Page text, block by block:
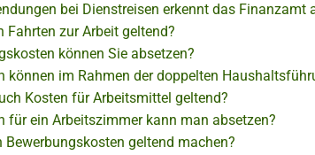
bei Dienstreisen erkennt das Finanzamt
Fahrten zur Arbeit geltend?
können Sie absetzen?
können im Rahmen der doppelten
Kosten für Arbeitsmittel geltend?
für ein Arbeitszimmer kann man absetzen?
Bewerbungskosten geltend machen?